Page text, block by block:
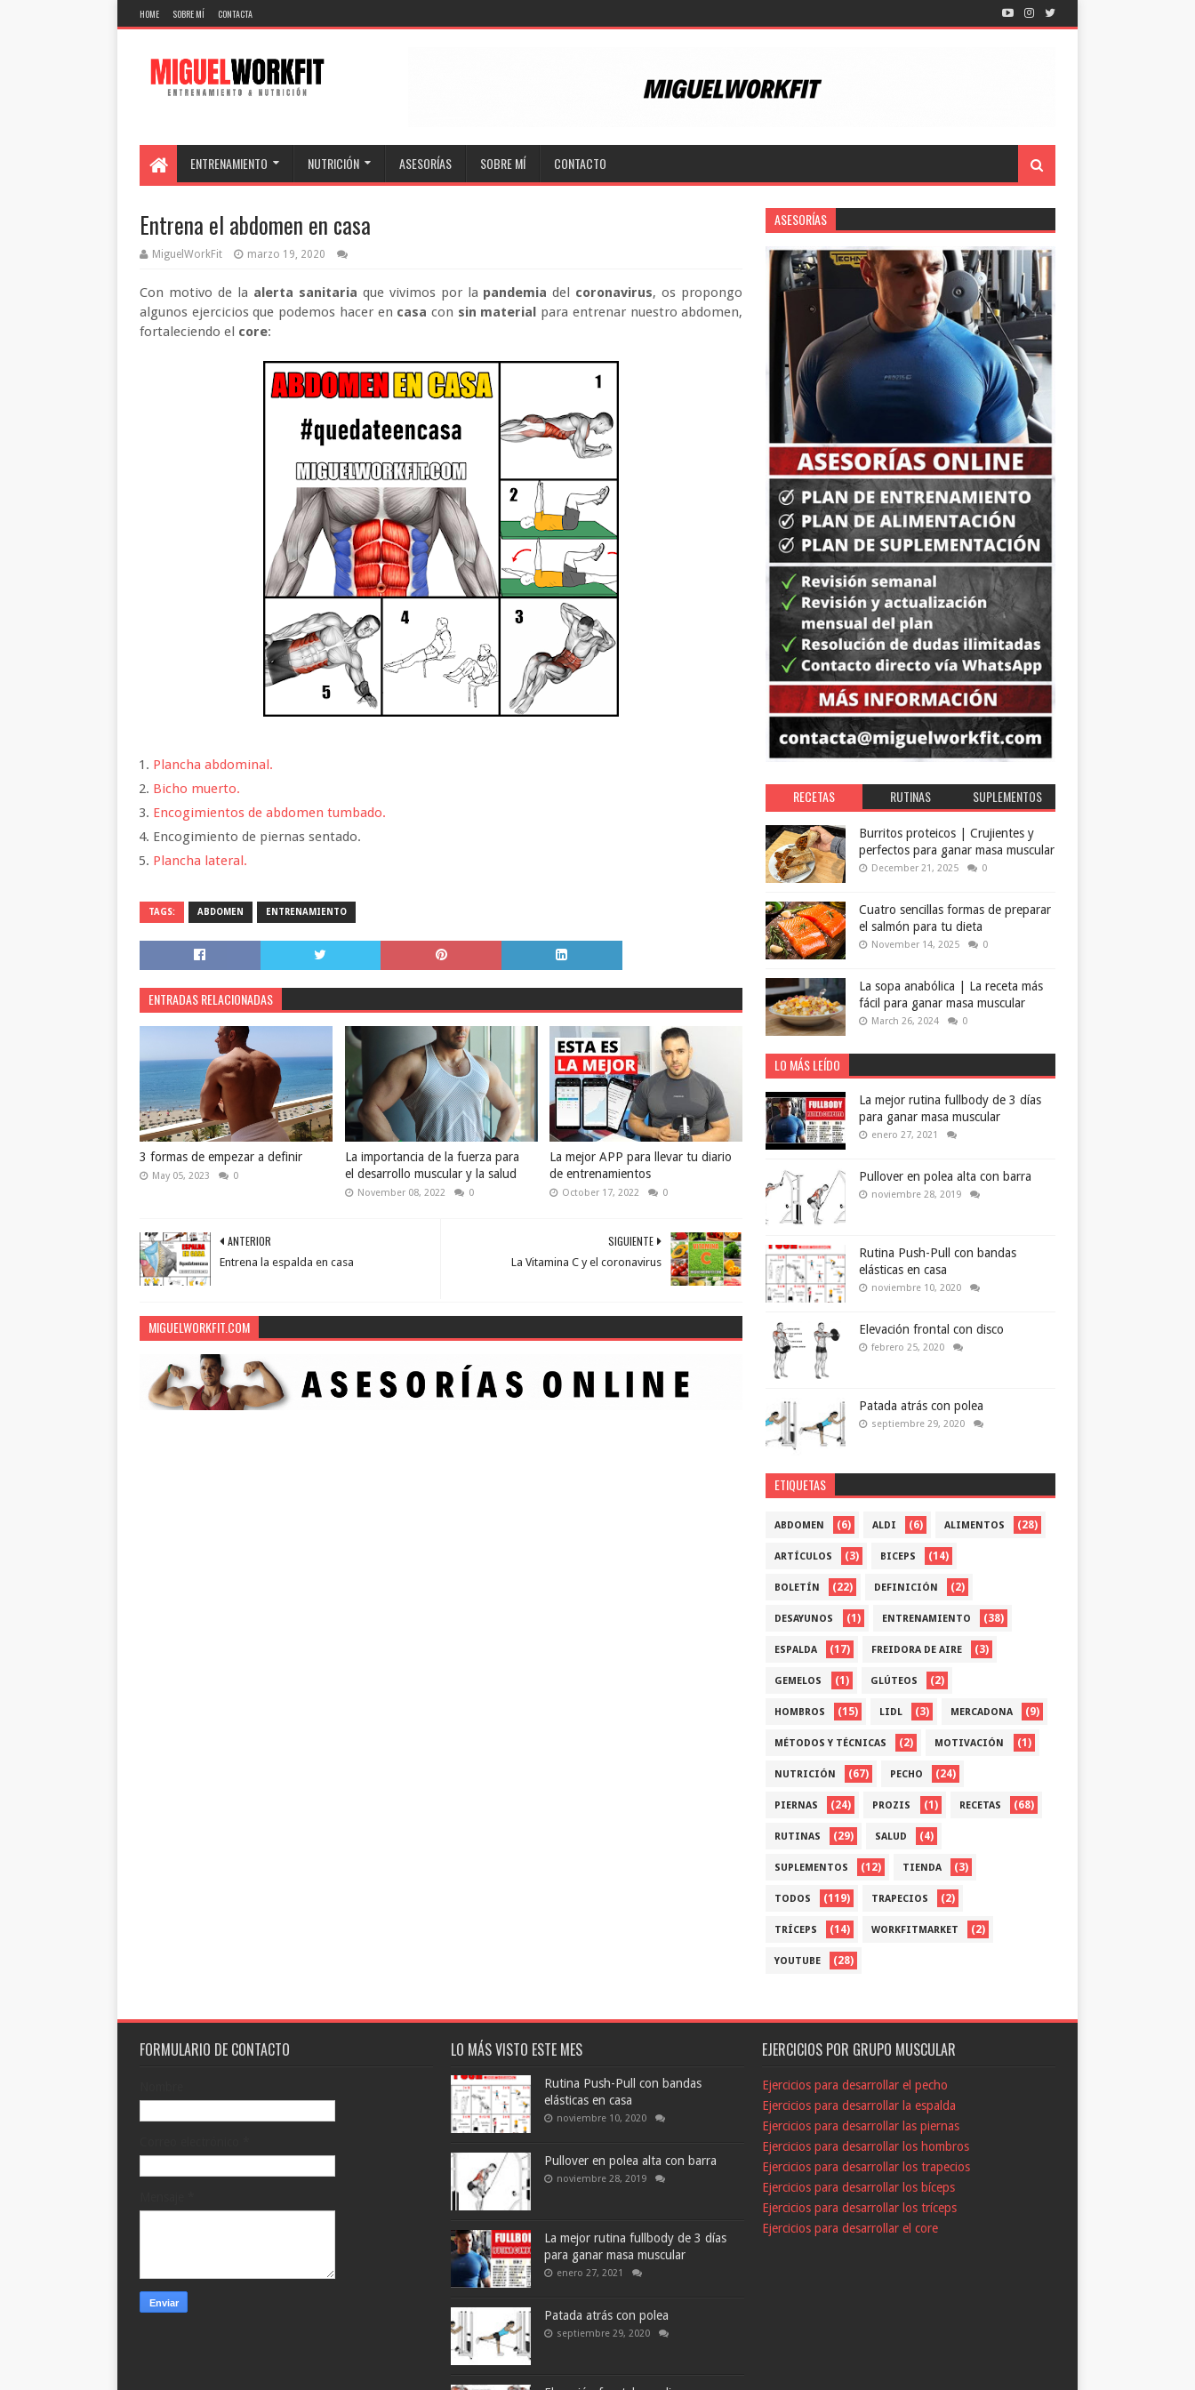
HOME SOBRE MÍ CONTACTA
ENTRENAMIENTO NUTRICIÓN ASESORÍAS SOBRE MÍ CONTACTO
Entrena el abdomen en casa
MiguelWorkFit marzo 19, 2020
Con motivo de la alerta sanitaria que vivimos por la pandemiadel coronavirus, os propongo
algunos ejercicios que podemos hacer en casa con sin material para entrenar nuestro abdomen,
fortaleciendo el core:
Plancha abdominal.
Bicho muerto.
Encogimientos de abdomen tumbado.
Encogimiento de piernas sentado.
Plancha lateral.
TAGS: ABDOMEN ENTRENAMIENTO
ENTRADAS RELACIONADAS
3 formas de empezar a definir
May 05, 2023 0
La importancia de la fuerza para
el desarrollo muscular y la salud
November 08, 2022 0
La mejor APP para llevar tu diario
de entrenamientos
October 17, 2022 0
SIGUIENTE
La Vitamina C y el coronavirus
ANTERIOR
Entrena la espalda en casa
MIGUELWORKFIT.COM
ASESORÍAS
RECETAS RUTINAS SUPLEMENTOS
Burritos proteicos | Crujientes y
perfectos para ganar masa muscular
December 21, 2025 0
Cuatro sencillas formas de preparar
el salmón para tu dieta
November 14, 2025 0
La sopa anabólica | La receta más
fácil para ganar masa muscular
March 26, 2024 0
LO MÁS LEÍDO
La mejor rutina fullbody de 3 días
para ganar masa muscular
enero 27, 2021
Pullover en polea alta con barra
noviembre 28, 2019
Rutina Push-Pull con bandas
elásticas en casa
noviembre 10, 2020
Elevación frontal con disco
febrero 25, 2020
Patada atrás con polea
septiembre 29, 2020
ETIQUETAS
ABDOMEN (6) ALDI (6) ALIMENTOS (28)
ARTÍCULOS (3) BICEPS (14)
BOLETÍN (22) DEFINICIÓN (2)
DESAYUNOS (1) ENTRENAMIENTO (38)
ESPALDA (17) FREIDORA DE AIRE (3)
GEMELOS (1) GLÚTEOS (2)
HOMBROS (15) LIDL (3) MERCADONA (9)
MÉTODOS Y TÉCNICAS (2) MOTIVACIÓN (1)
NUTRICIÓN (67) PECHO (24)
PIERNAS (24) PROZIS (1) RECETAS (68)
RUTINAS (29) SALUD (4)
SUPLEMENTOS (12) TIENDA (3)
TODOS (119) TRAPECIOS (2)
TRÍCEPS (14) WORKFITMARKET (2)
YOUTUBE (28)
FORMULARIO DE CONTACTO LO MÁS VISTO ESTE MES
Rutina Push-Pull con bandas
elásticas en casa
noviembre 10, 2020
Pullover en polea alta con barra
noviembre 28, 2019
La mejor rutina fullbody de 3 días
para ganar masa muscular
enero 27, 2021
Patada atrás con polea
septiembre 29, 2020
EJERCICIOS POR GRUPO MUSCULAR
Ejercicios para desarrollar el pecho
Ejercicios para desarrollar la espalda
Ejercicios para desarrollar las piernas
Ejercicios para desarrollar los hombros
Ejercicios para desarrollar los trapecios
Ejercicios para desarrollar los bíceps
Ejercicios para desarrollar los tríceps
Ejercicios para desarrollar el core